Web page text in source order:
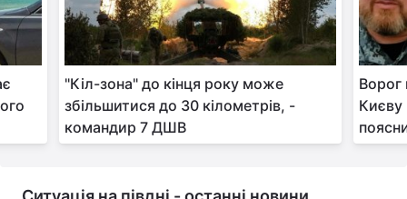
"Кіл-зона" до кінця року може
збільшитися до 30 кілометрів, -
командир 7 ДШВ
Ворог
Києву